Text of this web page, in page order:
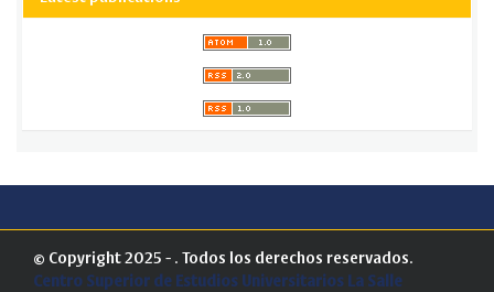
© Copyright 2025 - . Todos los derechos reservados.
Centro Superior de Estudios Universitarios La Salle